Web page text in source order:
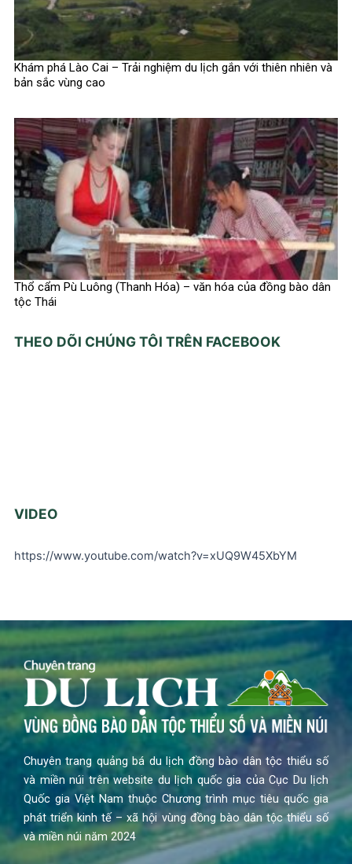
Khám phá Lào Cai – Trải nghiệm du lịch gắn với thiên nhiên và
bản sắc vùng cao
Thổ cẩm Pù Luông (Thanh Hóa) – văn hóa của đồng bào dân
tộc Thái
THEO DÕI CHÚNG TÔI TRÊN FACEBOOK
VIDEO
https://www.youtube.com/watch?v=xUQ9W45XbYM
Chuyên trang quảng bá du lịch đồng bào dân tộc thiểu số
và miền núi trên website du lịch quốc gia của Cục Du lịch
Quốc gia Việt Nam thuộc Chương trình mục tiêu quốc gia
phát triển kinh tế – xã hội vùng đồng bào dân tộc thiểu số
và miền núi năm 2024